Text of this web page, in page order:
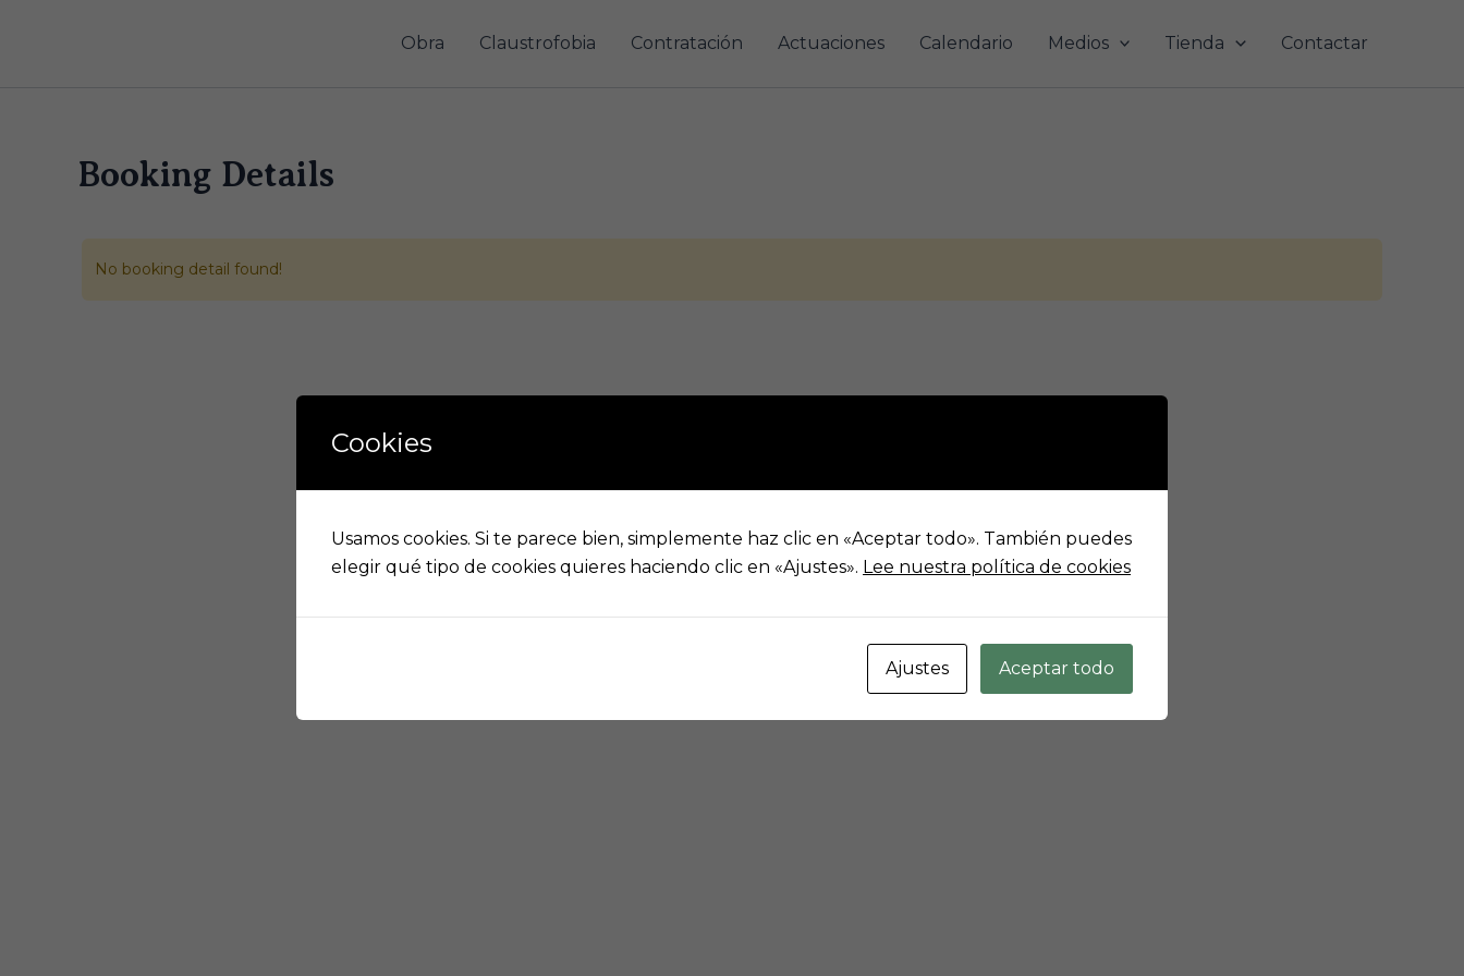
Obra Claustrofobia Contratación Actuaciones Calendario Medios Tienda Contactar
Booking Details
No booking detail found!
Cookies
Usamos cookies. Si te parece bien, simplemente haz clic en «Aceptar todo». También puedes
elegir qué tipo de cookies quieres haciendo clic en «Ajustes». Lee nuestra política de cookies
Ajustes Aceptar todo